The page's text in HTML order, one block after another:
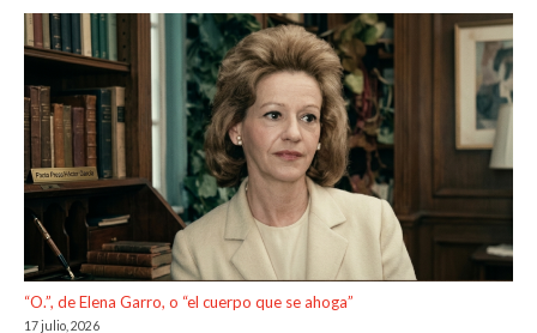
“O.”, de Elena Garro, o “el cuerpo que se ahoga”
17 julio, 2026